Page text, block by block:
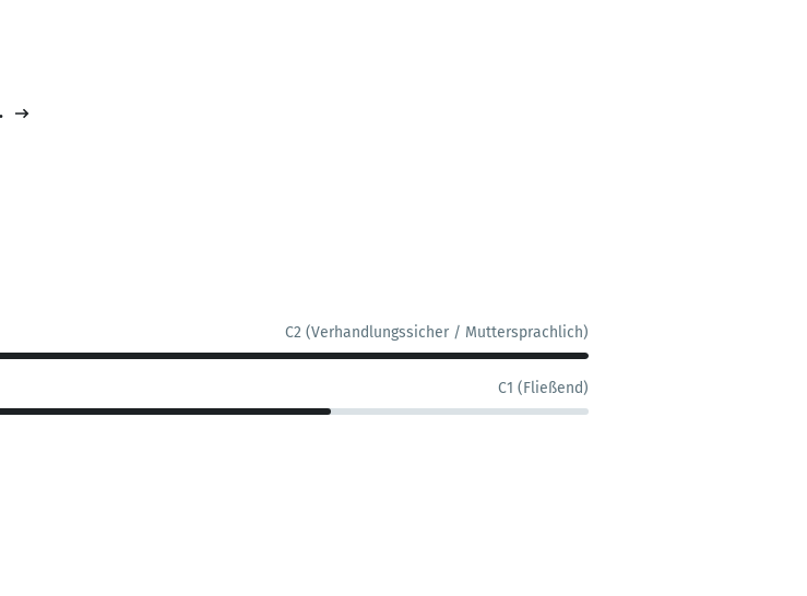
C2 (Verhandlungssicher / Muttersprachlich)
C1 (Fließend)